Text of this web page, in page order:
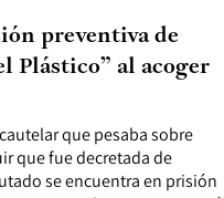
que pesaba sobre
que fue decretada de
se encuentra en prisión
preventiva de
Plástico” al acoger